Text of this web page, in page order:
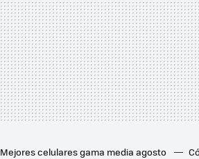
Mejores celulares gama media agosto